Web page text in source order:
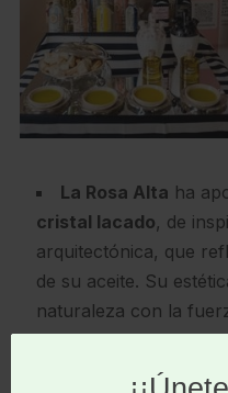
La Rosa Alta ha
cristal lacado, de
arquitectónica, que
de su aceite. Su
naturaleza con la
logrando una